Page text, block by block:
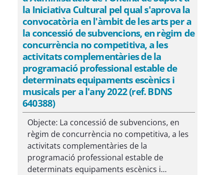
la Iniciativa Cultural pel qual s'aprova la
convocatòria en l'àmbit de les arts per a
la concessió de subvencions, en règim de
concurrència no competitiva, a les
activitats complementàries de la
programació professional estable de
determinats equipaments escènics i
musicals per a l'any 2022 (ref. BDNS
640388)
Objecte: La concessió de subvencions, en
règim de concurrència no competitiva, a les
activitats complementàries de la
programació professional estable de
determinats equipaments escènics i...